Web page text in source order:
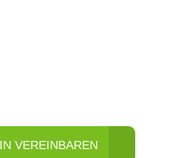
VEREINBAREN